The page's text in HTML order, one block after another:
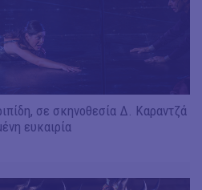
σε σκηνοθεσία Δ. Καραντζά
ευκαιρία